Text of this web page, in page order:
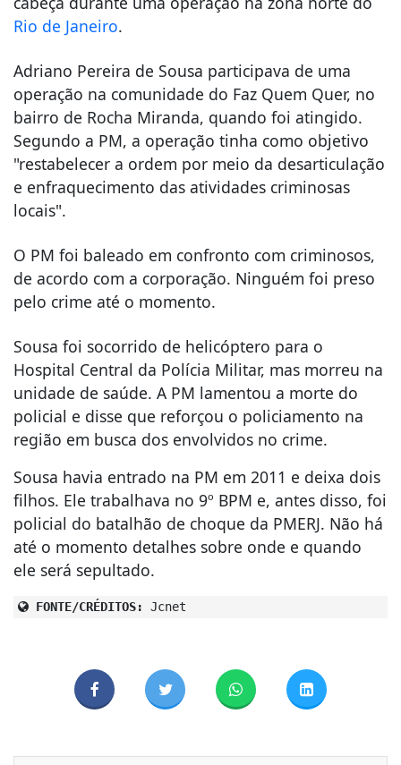
Rio de Janeiro.
Adriano Pereira de Sousa participava de uma
operação na comunidade do Faz Quem Quer, no
bairro de Rocha Miranda, quando foi atingido.
Segundo a PM, a operação tinha como objetivo
"restabelecer a ordem por meio da desarticulação
e enfraquecimento das atividades criminosas
locais".
O PM foi baleado em confronto com criminosos,
de acordo com a corporação. Ninguém foi preso
pelo crime até o momento.
Sousa foi socorrido de helicóptero para o
Hospital Central da Polícia Militar, mas morreu na
unidade de saúde. A PM lamentou a morte do
policial e disse que reforçou o policiamento na
região em busca dos envolvidos no crime.
Sousa havia entrado na PM em 2011 e deixa dois
filhos. Ele trabalhava no 9º BPM e, antes disso, foi
policial do batalhão de choque da PMERJ. Não há
até o momento detalhes sobre onde e quando
ele será sepultado.
FONTE/CRÉDITOS: Jcnet